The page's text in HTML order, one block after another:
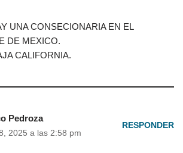
UNA CONSECIONARIA EN EL
DE MEXICO.
CALIFORNIA.
Pedroza
2025 a las 2:58 pm
RESPONDER